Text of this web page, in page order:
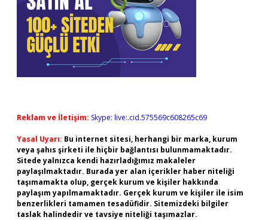
Reklam ve İletişim: Skype: live:.cid.575569c608265c69
Yasal Uyarı: Bu internet sitesi, herhangi bir marka, kurum
veya şahıs şirketi ile hiçbir bağlantısı bulunmamaktadır.
Sitede yalnızca kendi hazırladığımız makaleler
paylaşılmaktadır. Burada yer alan içerikler haber niteliği
taşımamakta olup, gerçek kurum ve kişiler hakkında
paylaşım yapılmamaktadır. Gerçek kurum ve kişiler ile isim
benzerlikleri tamamen tesadüfidir. Sitemizdeki bilgiler
taslak halindedir ve tavsiye niteliği taşımazlar.